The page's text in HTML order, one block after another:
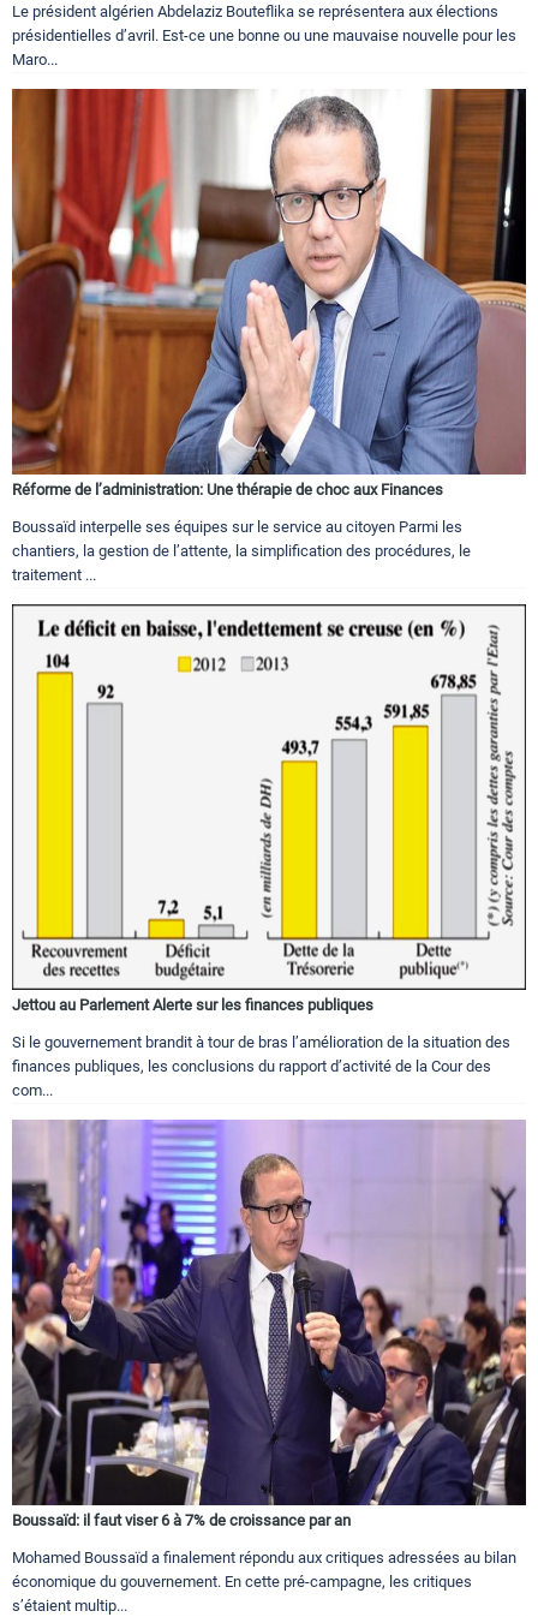
Le président algérien Abdelaziz Bouteflika se représentera aux élections
présidentielles d’avril. Est-ce une bonne ou une mauvaise nouvelle pour les
Maro...
Réforme de l’administration: Une thérapie de choc aux Finances
Boussaïd interpelle ses équipes sur le service au citoyen Parmi les
chantiers, la gestion de l’attente, la simplification des procédures, le
traitement ...
Jettou au Parlement Alerte sur les finances publiques
Si le gouvernement brandit à tour de bras l’amélioration de la situation des
finances publiques, les conclusions du rapport d’activité de la Cour des
com...
Boussaïd: il faut viser 6 à 7% de croissance par an
Mohamed Boussaïd a finalement répondu aux critiques adressées au bilan
économique du gouvernement. En cette pré-campagne, les critiques
s’étaient multip...